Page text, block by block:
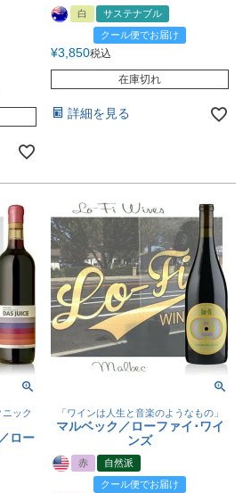
白
サステナブル
クール便でお届け
¥3,850税込
在庫切れ
詳細を見る
ック
ロー
「ワインは人生と音楽のようなもの」
マルベック／ローファイ･ワイ
ンズ
赤
自然派
クール便でお届け